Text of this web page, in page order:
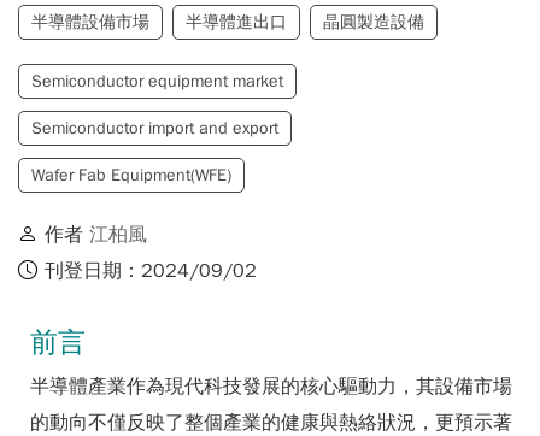
半導體設備市場 半導體進出口 晶圓製造設備
Semiconductor equipment market
Semiconductor import and export
Wafer Fab Equipment(WFE)
作者 江柏風
刊登日期：2024/09/02
前言
半導體產業作為現代科技發展的核心驅動力，其設備市場
的動向不僅反映了整個產業的健康與熱絡狀況，更預示著